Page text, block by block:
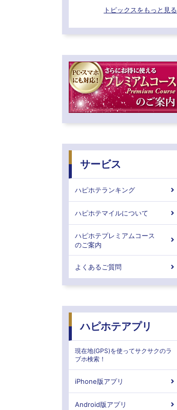
トピックスをもっと見る
サービス
ハピホテランキング
ハピホテマイルについて
ハピホテプレミアムコース
のご案内
よくあるご質問
ハピホテアプリ
現在地(GPS)を使ってサクサクのラ
ブホ検索！
iPhone版アプリ
Android版アプリ